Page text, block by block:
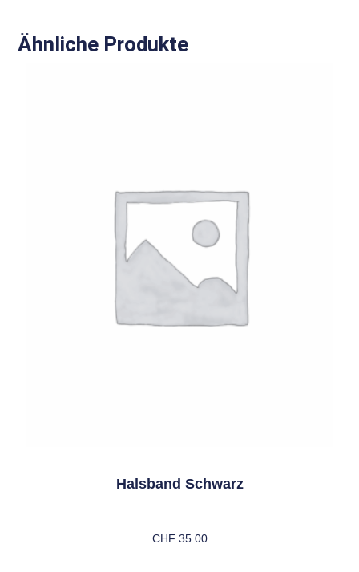
Ähnliche Produkte
Halsband Schwarz
CHF 35.00